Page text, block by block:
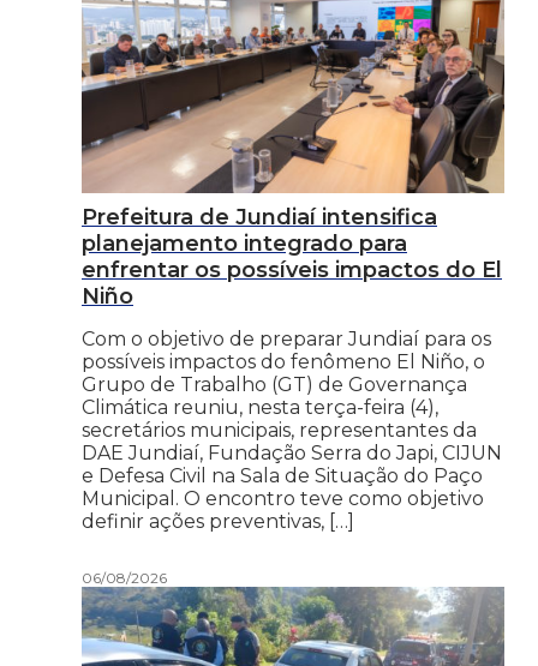
Prefeitura de Jundiaí intensifica
planejamento integrado para
enfrentar os possíveis impactos do El
Niño
Com o objetivo de preparar Jundiaí para os
possíveis impactos do fenômeno El Niño, o
Grupo de Trabalho (GT) de Governança
Climática reuniu, nesta terça-feira (4),
secretários municipais, representantes da
DAE Jundiaí, Fundação Serra do Japi, CIJUN
e Defesa Civil na Sala de Situação do Paço
Municipal. O encontro teve como objetivo
definir ações preventivas, […]
06/08/2026